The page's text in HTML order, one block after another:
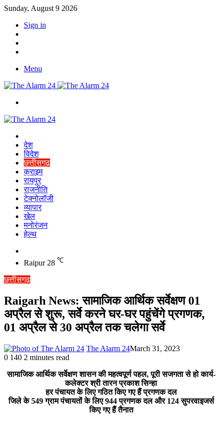
Sunday, August 9 2026
Sign in
Menu
देश
विदेश
छत्तीसगढ़
क्राइम
रायपुर
राजनीति
टेक्नोलॉजी
व्यापार
खेल
मनोरंजन
हेल्थ
skin
Raipur 28 ℃
छत्तीसगढ़
Raigarh News: सामाजिक आर्थिक सर्वेक्षण 01
अप्रैल से शुरू, सर्वे करने घर-घर पहुंचेंगे प्रगणक,
01 अप्रैल से 30 अप्रैल तक चलेगा सर्वे
The Alarm 24March 31, 2023
0 140 2 minutes read
सामाजिक आर्थिक सर्वेक्षण शासन की महत्वपूर्ण पहल, पूरी सजगता से हो कार्य-
कलेक्टर श्री तारन प्रकाश सिन्हा
हर पंचायत के लिए गठित किए गए हैं प्रगणक दल
जिले के 549 ग्राम पंचायतों के लिए 944 प्रगणक दल और 124 सुपरवाइजर्स
किए गए हैं तैनात